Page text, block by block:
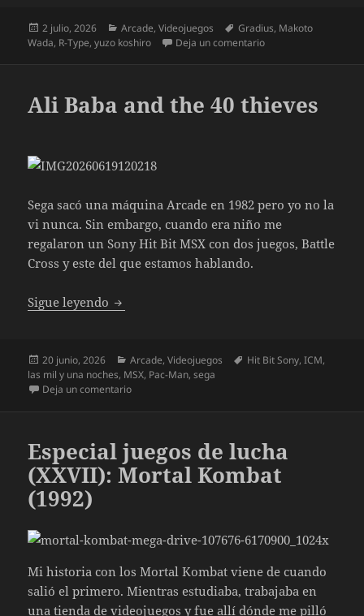
Publicado
el
2 julio, 2026 Categorías
Arcade,Videojuegos Etiquetas
Gradius, Makoto
Wada, R-Type,yuzo koshiro Deja un comentarioen EARTHION
Ali Baba and the 40 thieves
Sega sacó una máquina Arcade en 1982 pero yo no la
vi nunca. Sin embargo, cuando era niño me
regalaron un Sony Hit Bit MSX con dos juegos, Battle
Cross y este del que estamos hablando.
Sigue leyendo Ali Baba and the 40 thieves
Publicado
el
20 junio, 2026 Categorías
Arcade,Videojuegos Etiquetas
Hit Bit Sony,ICM,
las mil y una noches, MSX, Pac-Man,sega
Deja un comentarioen Ali Baba and the 40 thieves
Especial juegos de lucha
(XXVII): Mortal Kombat
(1992)
Mi historia con los Mortal Kombat viene de cuando
salió el primero. Mientras estudiaba, trabajaba en
una tienda de videojuegos y fue allí dónde me pilló